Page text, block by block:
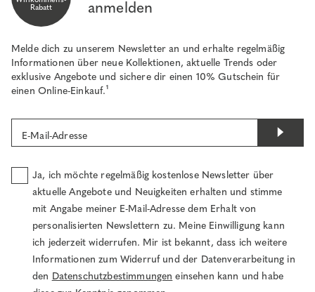
Rabatt
anmelden
Melde dich zu unserem Newsletter an und erhalte regelmäßig
Informationen über neue Kollektionen, aktuelle Trends oder
exklusive Angebote und sichere dir einen 10% Gutschein für
einen Online-Einkauf.¹
E-Mail-Adresse
Ja, ich möchte regelmäßig kostenlose Newsletter über
aktuelle Angebote und Neuigkeiten erhalten und stimme
mit Angabe meiner E-Mail-Adresse dem Erhalt von
personalisierten Newslettern zu. Meine Einwilligung kann
ich jederzeit widerrufen. Mir ist bekannt, dass ich weitere
Informationen zum Widerruf und der Datenverarbeitung in
den Datenschutzbestimmungen einsehen kann und habe